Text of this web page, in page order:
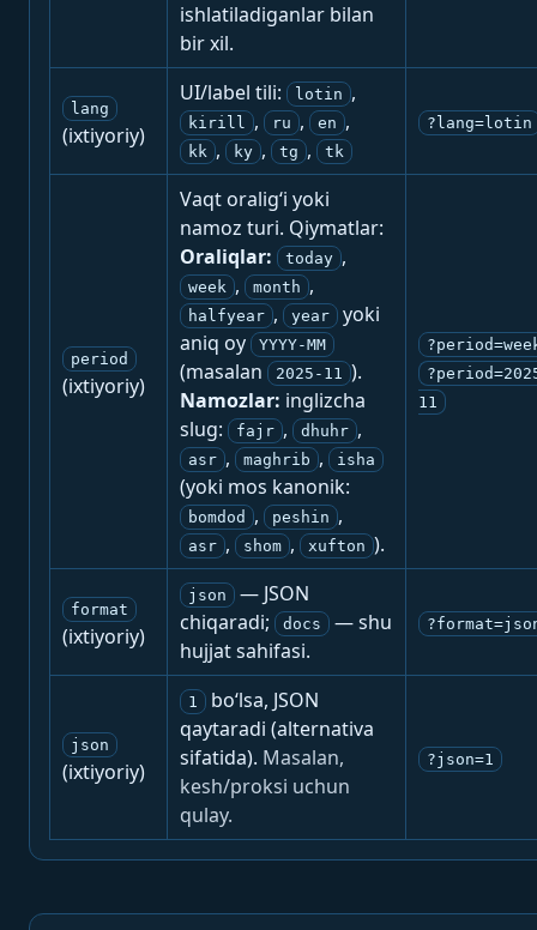
ishlatiladiganlar bilan
bir xil.
lang
(ixtiyoriy)
UI/label tili: lotin ,
kirill , ru , en ,
kk , ky , tg , tk
?lang=lotin
period
(ixtiyoriy)
Vaqt oralig‘i yoki
namoz turi. Qiymatlar:
Oraliqlar:
today ,
week , month ,
halfyear , year
yoki
aniq oy
YYYY-MM
(masalan 2025-11 ).
Namozlar: inglizcha
slug:
fajr , dhuhr ,
asr , maghrib , isha
(yoki mos kanonik:
bomdod , peshin ,
asr , shom , xufton ).
11
format
(ixtiyoriy)
json
— JSON
chiqaradi;
docs
— shu
hujjat sahifasi.
json
(ixtiyoriy)
1
bo‘lsa, JSON
qaytaradi (alternativa
sifatida). Masalan,
kesh/proksi uchun
qulay.
?json=1